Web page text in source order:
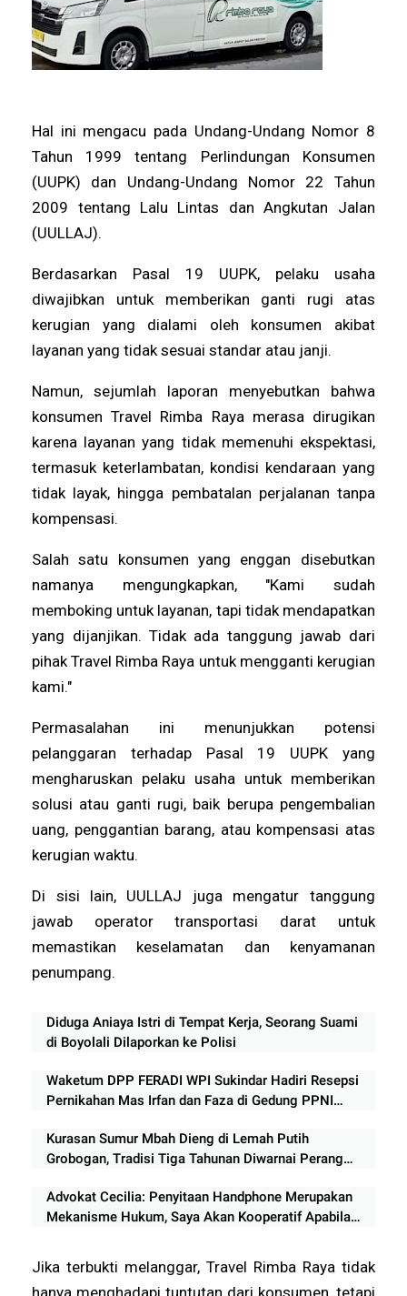
Hal ini mengacu pada Undang-Undang Nomor 8
Tahun 1999 tentang Perlindungan Konsumen
(UUPK) dan Undang-Undang Nomor 22 Tahun
2009 tentang Lalu Lintas dan Angkutan Jalan
(UULLAJ).
Berdasarkan Pasal 19 UUPK, pelaku usaha
diwajibkan untuk memberikan ganti rugi atas
kerugian yang dialami oleh konsumen akibat
layanan yang tidak sesuai standar atau janji.
Namun, sejumlah laporan menyebutkan bahwa
konsumen Travel Rimba Raya merasa dirugikan
karena layanan yang tidak memenuhi ekspektasi,
termasuk keterlambatan, kondisi kendaraan yang
tidak layak, hingga pembatalan perjalanan tanpa
kompensasi.
Salah satu konsumen yang enggan disebutkan
namanya mengungkapkan, "Kami sudah
memboking untuk layanan, tapi tidak mendapatkan
yang dijanjikan. Tidak ada tanggung jawab dari
pihak Travel Rimba Raya untuk mengganti kerugian
kami."
Permasalahan ini menunjukkan potensi
pelanggaran terhadap Pasal 19 UUPK yang
mengharuskan pelaku usaha untuk memberikan
solusi atau ganti rugi, baik berupa pengembalian
uang, penggantian barang, atau kompensasi atas
kerugian waktu.
Di sisi lain, UULLAJ juga mengatur tanggung
jawab operator transportasi darat untuk
memastikan keselamatan dan kenyamanan
penumpang.
Diduga Aniaya Istri di Tempat Kerja, Seorang Suami
di Boyolali Dilaporkan ke Polisi
Waketum DPP FERADI WPI Sukindar Hadiri Resepsi
Pernikahan Mas Irfan dan Faza di Gedung PPNI
Kurasan Sumur Mbah Dieng di Lemah Putih
Grobogan, Tradisi Tiga Tahunan Diwarnai Perang
Advokat Cecilia: Penyitaan Handphone Merupakan
Mekanisme Hukum, Saya Akan Kooperatif Apabila
Jika terbukti melanggar, Travel Rimba Raya tidak
hanya menghadapi tuntutan dari konsumen, tetapi